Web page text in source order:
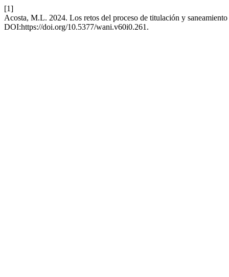
[1]
Acosta, M.L. 2024. Los retos del proceso de titulación y
DOI:https://doi.org/10.5377/wani.v60i0.261.